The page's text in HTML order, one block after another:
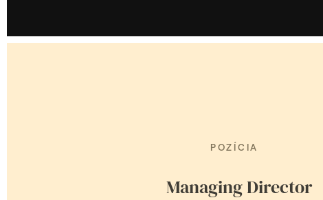
POZÍCIA
Managing Director